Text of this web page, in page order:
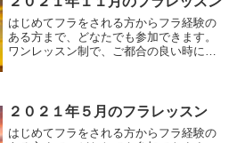
はじめてフラをされる方からフラ経験の
ある方まで、どなたでも参加できます。
ワンレッスン制で、ご都合の良い時に参
級）とエンジョイクラス（初...
２０２１年５月のフラレッスン
はじめてフラをされる方からフラ経験の